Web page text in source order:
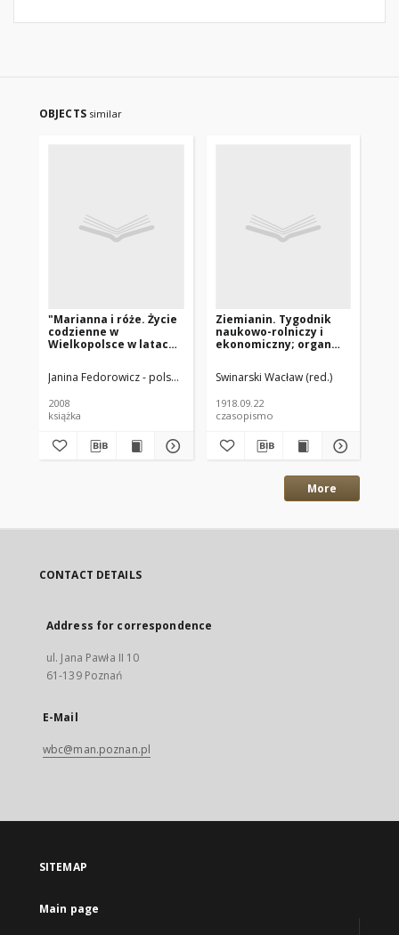
OBJECTS similar
"Marianna i róże. Życie
codzienne w
Wielkopolsce w latach
rodzinnej"
Janina Fedorowicz - polska pisarka Joanna Konopińska (1925 -1996;
2008
książka
Ziemianin. Tygodnik
naukowo-rolniczy i
ekonomiczny; organ
Towarzystwa
Gospodarczego w
Poznańskim 1918.09.22
R.69 Nr38
Swinarski Wacław (red.)
1918.09.22
czasopismo
More
CONTACT DETAILS
Address for correspondence
ul. Jana Pawła II 10
61-139 Poznań
E-Mail
wbc@man.poznan.pl
SITEMAP
Main page